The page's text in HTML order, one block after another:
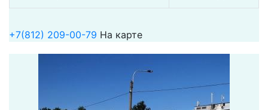
+7(812) 209-00-79 На карте